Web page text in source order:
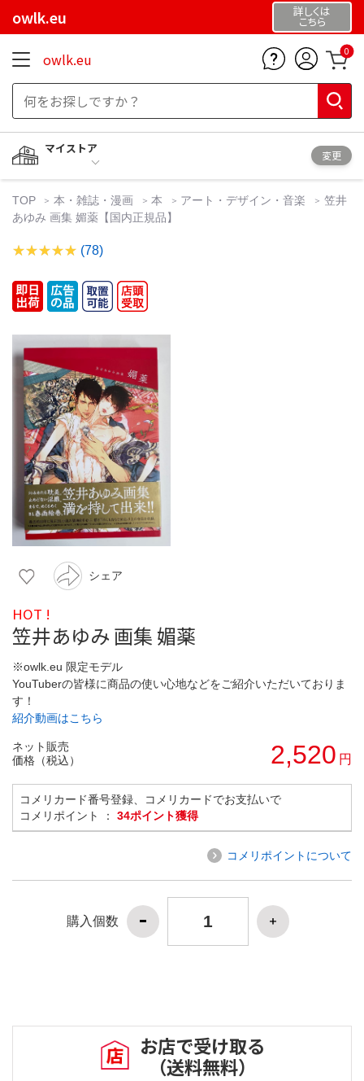
owlk.eu 詳しくは
こちら
owlk.eu 0
マイストア
変更
TOP 本・雑誌・漫画 本 アート・デザイン・音楽
笠井
あゆみ 画集 媚薬【国内正規品】
(78)
シェア
HOT !
笠井あゆみ 画集 媚薬
※owlk.eu 限定モデル
YouTuberの皆様に商品の使い心地などをご紹介いただいておりま
す！
紹介動画はこちら
ネット販売
価格（税込）
2,520 円
コメリカード番号登録、コメリカードでお支払いで
コメリポイント ： 34ポイント獲得
コメリポイントについて
購入個数
お店で受け取る
（送料無料）